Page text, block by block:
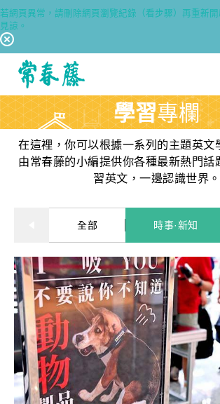
若網頁異常，請刪除網頁瀏覽紀錄（看步驟）再重新
見諒。
回常春藤首頁 學習專欄
在這裡，你可以根據一系列的主題英文
由常春藤的小編提供你各種最新熱門話
習英文，一邊認識世界。
全部 時事·新知